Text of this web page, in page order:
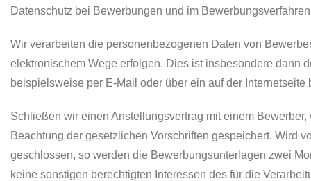
Datenschutz bei Bewerbungen und im Bewerbungsverfahren
Wir verarbeiten die personenbezogenen Daten von
elektronischem Wege erfolgen. Dies ist insbesondere dann
beispielsweise per E-Mail oder über ein auf der
Schließen wir einen Anstellungsvertrag mit einem
Beachtung der gesetzlichen Vorschriften gespeichert. Wird
geschlossen, so werden die Bewerbungsunterlagen zwei
keine sonstigen berechtigten Interessen des für die